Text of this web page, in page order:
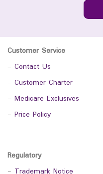
Customer Service
- Contact Us
- Customer Charter
- Medicare Exclusives
- Price Policy
Regulatory